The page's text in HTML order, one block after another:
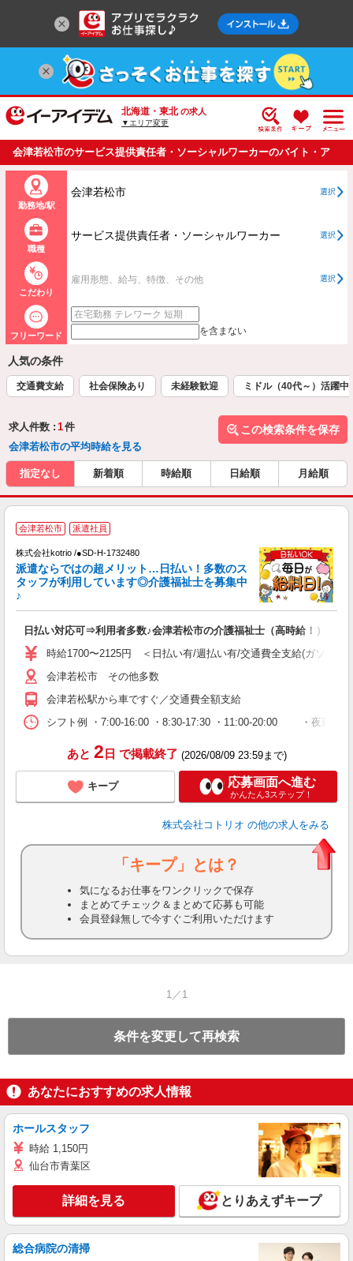
北海道・東北 の求人
▼エリア変更
会津若松市のサービス提供責任者・ソーシャルワーカーのバイト・ア
ルバイト・パートの求人情報一覧
勤務地/駅
会津若松市 選択
職種
サービス提供責任者・ソーシャルワーカー 選択
こだわり
雇用形態、給与、特徴、その他 選択
フリーワード を含まない
人気の条件
交通費支給 社会保険あり 未経験歓迎 ミドル（40代～）活躍中
求人件数 : 1件
会津若松市の平均時給を見る
この検索条件を保存
指定なし 新着順 時給順 日給順 月給順
会津若松市 派遣社員
株式会社kotrio /●SD-H-1732480
派遣ならではの超メリット…日払い！多数のス
タッフが利用しています◎介護福祉士を募集中
♪
日払い対応可⇒利用者多数♪会津若松市の介護福祉士（高時給！）
時給1700〜2125円 ＜日払い有/週払い有/交通費全支給(ガソリン
会津若松市 その他多数
会津若松駅から車ですぐ／交通費全額支給
シフト例 ・7:00-16:00 ・8:30-17:30 ・11:00-20:00 ・夜勤
あと 2 日 で掲載終了 (2026/08/09 23:59まで)
キープ 応募画面へ進む
かんたん3ステップ！
株式会社コトリオ の他の求人をみる
「キープ」とは？
気になるお仕事をワンクリックで保存
まとめてチェック＆まとめて応募も可能
会員登録無しで今すぐご利用いただけます
1／1
条件を変更して再検索
あなたにおすすめの求人情報
ホールスタッフ
時給 1,150円
仙台市青葉区
詳細を見る とりあえずキープ
総合病院の清掃